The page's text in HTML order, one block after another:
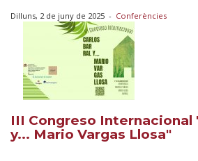
Dilluns, 2 de juny de 2025 - Conferències
III Congreso Internacional
y... Mario Vargas Llosa"